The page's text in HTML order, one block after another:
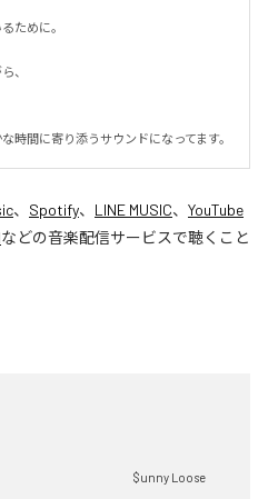
ために。
、
時間に寄り添うサウンドになってます。
、 Spotify、 LINE MUSIC、 YouTube
などの音楽配信サービスで聴くこと
$unny Loose